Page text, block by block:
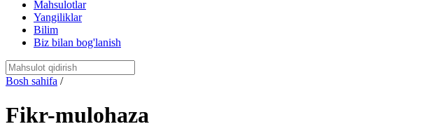
Mahsulotlar
Yangiliklar
Bilim
Biz bilan bog'lanish
Bosh sahifa /
Fikr-mulohaza